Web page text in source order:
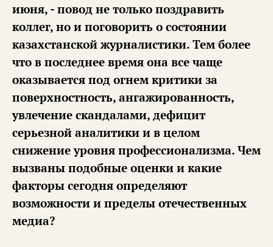
июня, - повод не только поздравить
коллег, но и поговорить о состоянии
казахстанской журналистики. Тем более
что в последнее время она все чаще
оказывается под огнем критики за
поверхностность, ангажированность,
увлечение скандалами, дефицит
серьезной аналитики и в целом
снижение уровня профессионализма. Чем
вызваны подобные оценки и какие
факторы сегодня определяют
возможности и пределы отечественных
медиа?